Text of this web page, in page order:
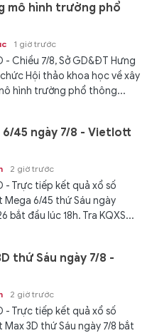
mô hình trường phổ
1 giờ trước
- Chiều 7/8, Sở GD&ĐT Hưng
Hội thảo khoa học về xây
hình trường phổ thông...
45 ngày 7/8 - Vietlott
2 giờ trước
- Trực tiếp kết quả xổ số
Mega 6/45 thứ Sáu ngày
bắt đầu lúc 18h. Tra KQXS...
thứ Sáu ngày 7/8 -
2 giờ trước
- Trực tiếp kết quả xổ số
3D thứ Sáu ngày 7/8 bắt